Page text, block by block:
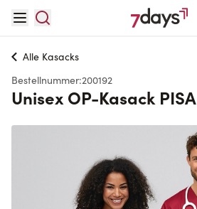
Alle Kasacks
Bestellnummer:200192
Unisex OP-Kasack PISA